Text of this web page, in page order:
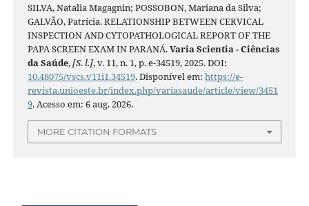
SILVA, Natalia Magagnin; POSSOBON, Mariana da Silva;
GALVÃO, Patrícia. RELATIONSHIP BETWEEN CERVICAL
INSPECTION AND CYTOPATHOLOGICAL REPORT OF THE
PAPA SCREEN EXAM IN PARANÁ.Varia Scientia - Ciências
da Saúde,[S. l.], v. 11, n. 1, p. e-34519, 2025. DOI:
10.48075/vscs.v11i1.34519. Disponível em: https://e-
revista.unioeste.br/index.php/variasaude/article/view/3451
9. Acesso em: 6 aug. 2026.
MORE CITATION FORMATS